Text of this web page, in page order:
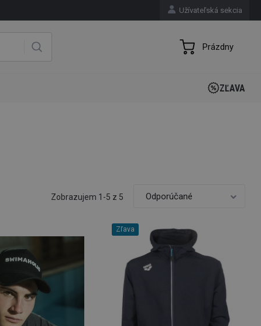
Užívateľská sekcia
Prázdny
ZĽAVA
Zobrazujem 1-5 z 5
Zľava